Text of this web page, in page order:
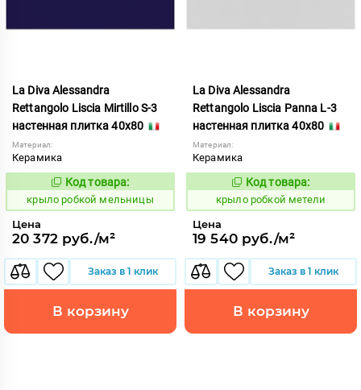
La Diva Alessandra
Rettangolo Liscia Mirtillo S-3
настенная плитка 40x80
Материал:
Керамика
837924
Код товара:
крыло робкой мельницы
Цена
20 372 руб./м²
Заказ в 1 клик
В корзину
La Diva Alessandra
Rettangolo Liscia Panna L-3
настенная плитка 40x80
Материал:
Керамика
837925
Код товара:
крыло робкой метели
Цена
19 540 руб./м²
Заказ в 1 клик
В корзину